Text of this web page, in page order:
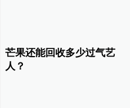
芒果还能回收多少过气艺
人？